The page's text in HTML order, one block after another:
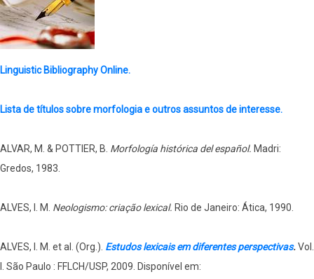
Linguistic Bibliography Online.
Lista de títulos sobre morfologia e outros assuntos de interesse.
ALVAR, M. & POTTIER, B. Morfología histórica del español. Madri:
Gredos, 1983.
ALVES, I. M. Neologismo: criação lexical. Rio de Janeiro: Ática, 1990.
ALVES, I. M. et al. (Org.). Estudos lexicais em diferentes perspectivas.Vol.
I. São Paulo : FFLCH/USP, 2009. Disponível em: